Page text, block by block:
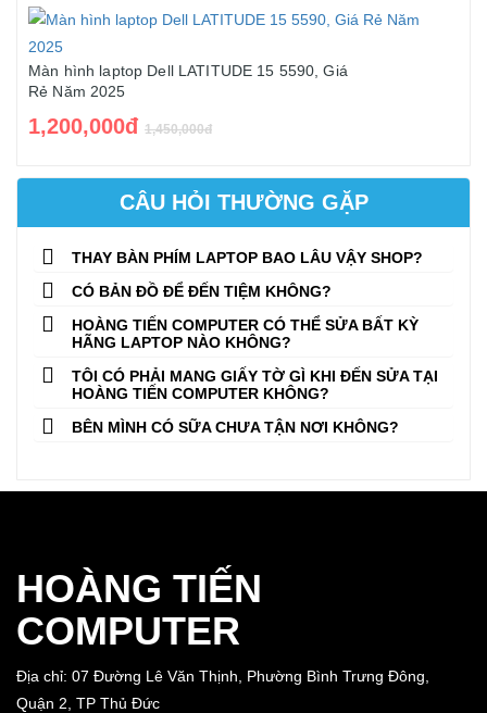
Màn hình laptop Dell LATITUDE 15 5590, Giá
Rẻ Năm 2025
1,200,000đ 1,450,000đ
CÂU HỎI THƯỜNG GẶP
THAY BÀN PHÍM LAPTOP BAO LÂU VẬY SHOP?
CÓ BẢN ĐỒ ĐỂ ĐẾN TIỆM KHÔNG?
HOÀNG TIẾN COMPUTER CÓ THỂ SỬA BẤT KỲ
HÃNG LAPTOP NÀO KHÔNG?
TÔI CÓ PHẢI MANG GIẤY TỜ GÌ KHI ĐẾN SỬA TẠI
HOÀNG TIẾN COMPUTER KHÔNG?
BÊN MÌNH CÓ SỮA CHƯA TẬN NƠI KHÔNG?
HOÀNG TIẾN
COMPUTER
Địa chỉ: 07 Đường Lê Văn Thịnh, Phường Bình Trưng Đông,
Quận 2, TP Thủ Đức